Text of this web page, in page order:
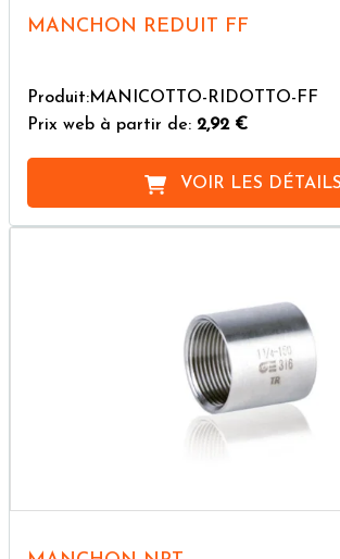
MANCHON REDUIT FF
Produit:MANICOTTO-RIDOTTO-FF
Prix web à partir de: 2,92 €
VOIR LES DÉTAILS